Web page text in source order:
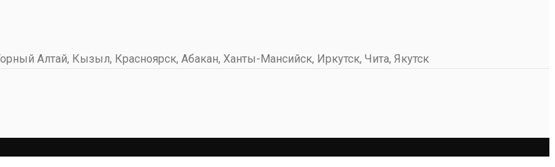
Алтай, Кызыл, Красноярск, Абакан, Ханты-Мансийск, Иркутск, Чита, Якутск